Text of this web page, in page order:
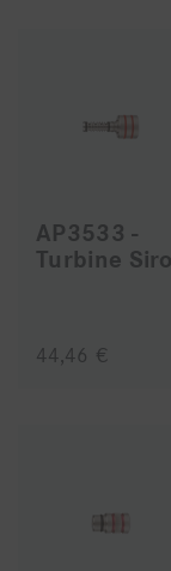
AP3533 -
44,46 €